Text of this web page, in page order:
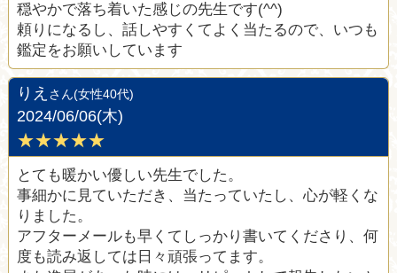
穏やかで落ち着いた感じの先生です(^^)
頼りになるし、話しやすくてよく当たるので、いつも
鑑定をお願いしています
りえ さん(女性40代)
2024/06/06(木)
★★★★★
とても暖かい優しい先生でした。
事細かに見ていただき、当たっていたし、心が軽くな
りました。
アフターメールも早くてしっかり書いてくださり、何
度も読み返しては日々頑張ってます。